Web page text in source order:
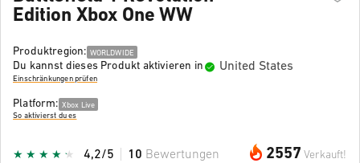
Edition Xbox One WW
Produktregion: WORLDWIDE
Du kannst dieses Produkt aktivieren in United States
Einschränkungen prüfen
Platform: Xbox Live
So aktivierst du es
2557 Verkauft!
4,2/5 10 Bewertungen